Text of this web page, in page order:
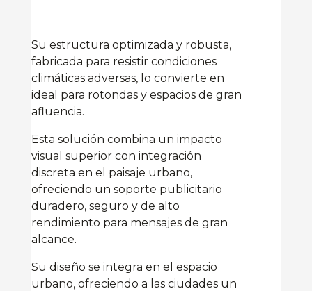
Su estructura optimizada y robusta,
fabricada para resistir condiciones
climáticas adversas, lo convierte en
ideal para rotondas y espacios de gran
afluencia.
Esta solución combina un impacto
visual superior con integración
discreta en el paisaje urbano,
ofreciendo un soporte publicitario
duradero, seguro y de alto
rendimiento para mensajes de gran
alcance.
Su diseño se integra en el espacio
urbano, ofreciendo a las ciudades un